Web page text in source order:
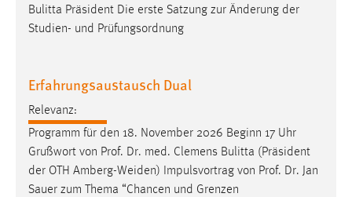
Bulitta Präsident Die erste Satzung zur Änderung der
Studien- und Prüfungsordnung
Erfahrungsaustausch Dual
Relevanz:
Programm für den 18. November 2026 Beginn 17 Uhr
Grußwort von Prof. Dr. med. Clemens Bulitta (Präsident
der OTH Amberg-Weiden) Impulsvortrag von Prof. Dr. Jan
Sauer zum Thema “Chancen und Grenzen
Cookie Laufzeit:
30 Tage
MibewSessionID, MIBEW_UserID, mibew_locale, mibew-
chat-frame-style-5e9dbeb1811c0446
Zweck:
Wird benötigt um die Chatfunktion nutzen zu können.